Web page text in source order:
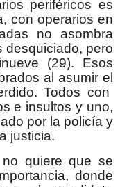
periféricos es
con operarios en
no asombra
desquiciado, pero
(29). Esos
al asumir el
Todos con
e insultos y uno,
por la policía y
justicia.
quiere que se
donde